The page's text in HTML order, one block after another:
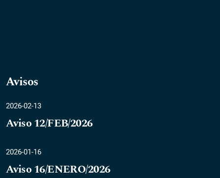
Avisos
2026-02-13
Aviso 12/FEB/2026
2026-01-16
Aviso 16/ENERO/2026